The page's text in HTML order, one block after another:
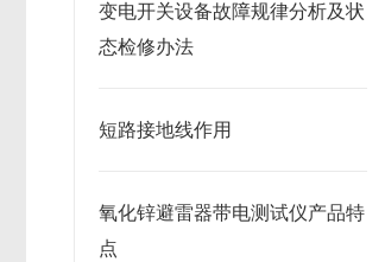
变电开关设备故障规律分析及状
态检修办法
短路接地线作用
氧化锌避雷器带电测试仪产品特
点